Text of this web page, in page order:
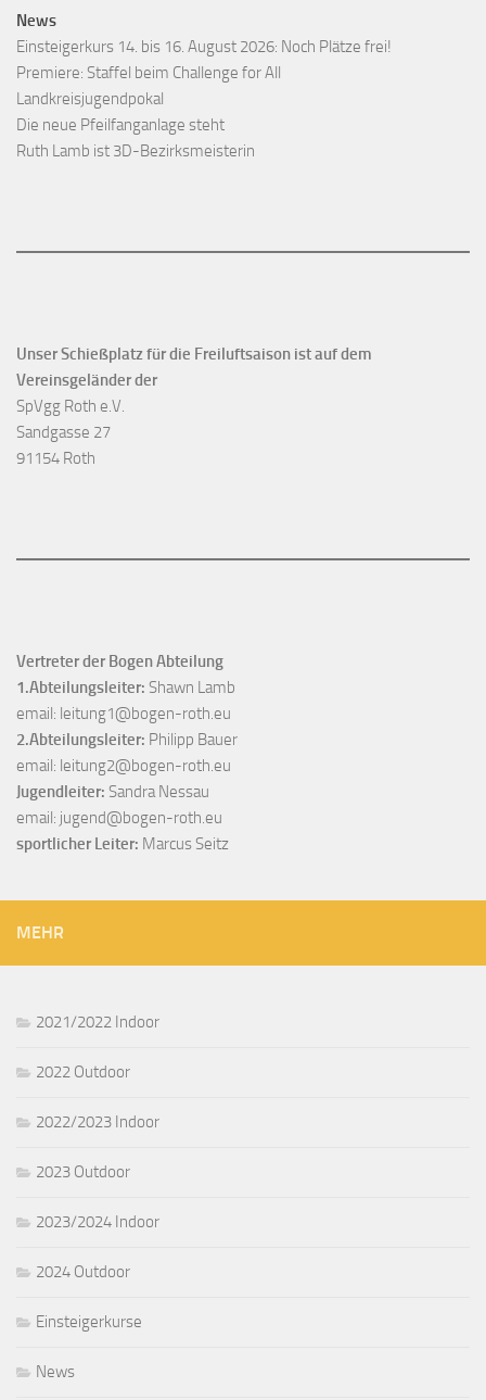
News
Einsteigerkurs 14. bis 16. August 2026: Noch Plätze frei!
Premiere: Staffel beim Challenge for All
Landkreisjugendpokal
Die neue Pfeilfanganlage steht
Ruth Lamb ist 3D-Bezirksmeisterin
Unser Schießplatz für die Freiluftsaison ist auf dem
Vereinsgeländer der
SpVgg Roth e.V.
Sandgasse 27
91154 Roth
Vertreter der Bogen Abteilung
1.Abteilungsleiter: Shawn Lamb
email: leitung1@bogen-roth.eu
2.Abteilungsleiter: Philipp Bauer
email: leitung2@bogen-roth.eu
Jugendleiter: Sandra Nessau
email: jugend@bogen-roth.eu
sportlicher Leiter: Marcus Seitz
MEHR
2021/2022 Indoor
2022 Outdoor
2022/2023 Indoor
2023 Outdoor
2023/2024 Indoor
2024 Outdoor
Einsteigerkurse
News